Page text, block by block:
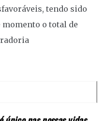
tendo sido
o total de